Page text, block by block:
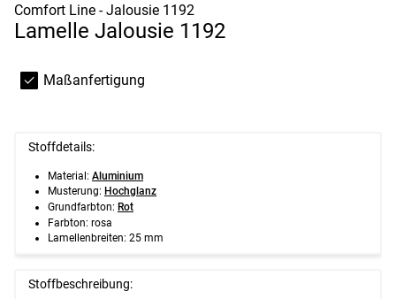
Comfort Line - Jalousie 1192
Lamelle Jalousie 1192
Maßanfertigung
Stoffdetails:
Material: Aluminium
Musterung: Hochglanz
Grundfarbton: Rot
Farbton: rosa
Lamellenbreiten: 25 mm
Stoffbeschreibung: